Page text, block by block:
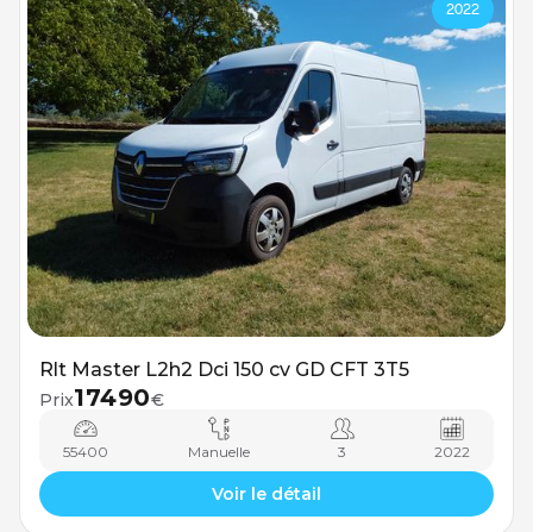
2022
Rlt Master L2h2 Dci 150 cv GD CFT 3T5
Prix17490€
55400 Manuelle 3 2022
Voir le détail